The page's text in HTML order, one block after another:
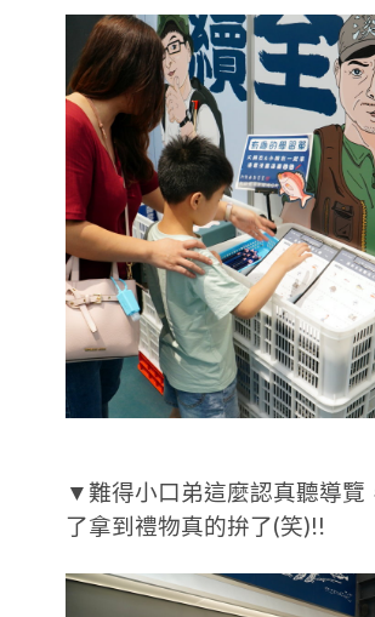
▼難得小口弟這麼認真聽導覽
了拿到禮物真的拚了(笑)!!